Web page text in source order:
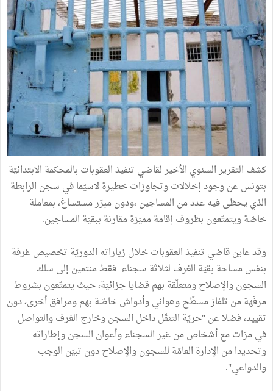
كشف التقرير السنوي الأخير لقاضي تنفيذ العقوبات بالمحكمة الابتدائيّة
بتونس عن وجود إخلالات وتجاوزات خطيرة لاسيّما في سجن الرابطة
الذي يحظى فيه عدد من المساجين ،ودون مبرّر مستساغ، بمعاملة
خاصّة ويتمتّعون بظروف إقامة مميّزة مقارنة ببقيّة المساجين.
وقد عاين قاضي تنفيذ العقوبات خلال زياراته الدوريّة تخصيص غرفة
بنفس مساحة بقيّة الغرف لثلاثة سجناء فقط منتمين إلى سلك
السجون والإصلاح ومتعلّقة بهم قضايا جزائيّة، حيث يتمتّعون بشروط
مرفّهة من تلفاز مسطّح وهوائي وأدواش خاصّة بهم ومرافق أخرى، دون
تقييد، فضلا عن "حريّة التنقّل داخل السجن وخارج الغرف والتواصل
في مرّات مع أشخاص من غير السجناء وأعوان السجن وإطاراته
وتحديدا من الإدارة العامّة للسجون والإصلاح دون تبيّن الوجب
والدواعي".